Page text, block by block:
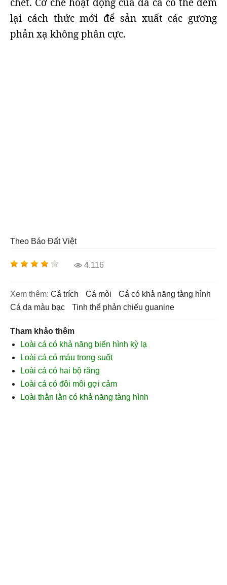
lại cách thức mới để sản xuất các gương
phản xạ không phân cực.
Theo Báo Đất Việt
4.116
Xem thêm: cá trích cá mòi
cá có khả năng tàng hình
cá da màu bạc
tinh thể phản chiếu guanine
Tham khảo thêm
Loài cá có khả năng biến hình kỳ lạ
Loài cá có máu trong suốt
Loài cá có hai bộ răng
Loài cá có đôi môi gợi cảm
Loài thằn lằn có khả năng tàng hình